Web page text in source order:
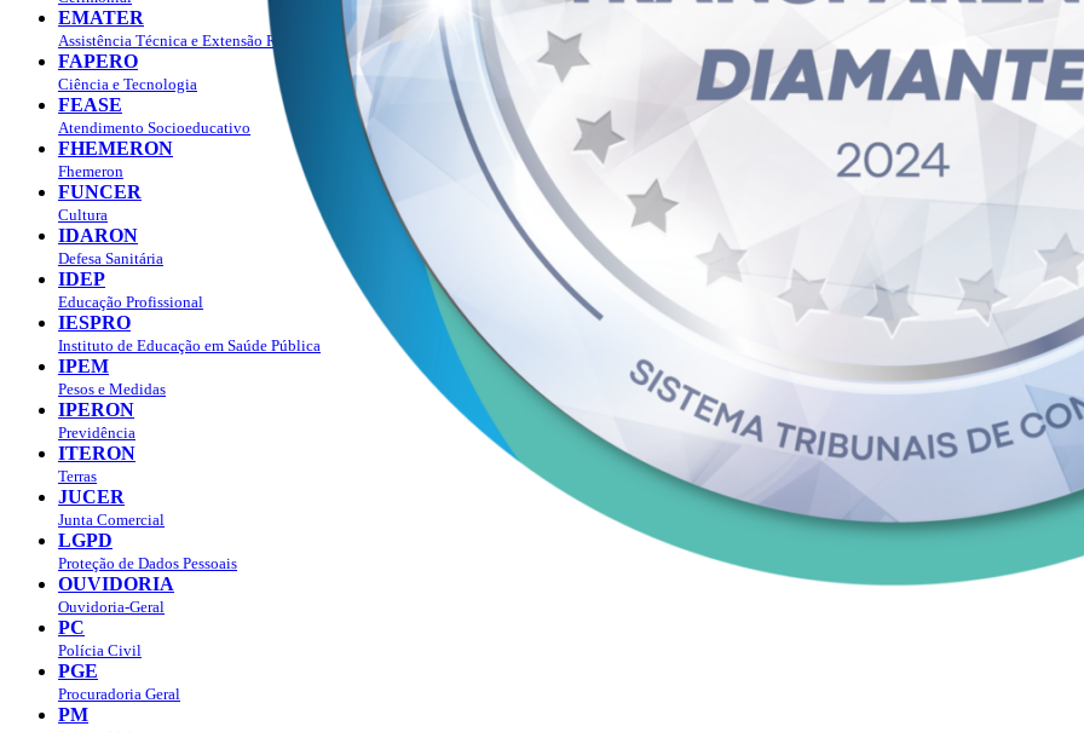
EMATER
Assistência Técnica e Extensão Rural
FAPERO
Ciência e Tecnologia
FEASE
Atendimento Socioeducativo
FHEMERON
Fhemeron
FUNCER
Cultura
IDARON
Defesa Sanitária
IDEP
Educação Profissional
IESPRO
Instituto de Educação em Saúde Pública
IPEM
Pesos e Medidas
IPERON
Previdência
ITERON
Terras
JUCER
Junta Comercial
LGPD
Proteção de Dados Pessoais
OUVIDORIA
Ouvidoria-Geral
PC
Polícia Civil
PGE
Procuradoria Geral
PM